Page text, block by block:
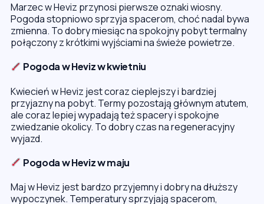
Marzec w Heviz przynosi pierwsze oznaki wiosny.
Pogoda stopniowo sprzyja spacerom, choć nadal bywa
zmienna. To dobry miesiąc na spokojny pobyt termalny
połączony z krótkimi wyjściami na świeże powietrze.
Pogoda w Heviz w kwietniu
Kwiecień w Heviz jest coraz cieplejszy i bardziej
przyjazny na pobyt. Termy pozostają głównym atutem,
ale coraz lepiej wypadają też spacery i spokojne
zwiedzanie okolicy. To dobry czas na regeneracyjny
wyjazd.
Pogoda w Heviz w maju
Maj w Heviz jest bardzo przyjemny i dobry na dłuższy
wypoczynek. Temperatury sprzyjają spacerom,